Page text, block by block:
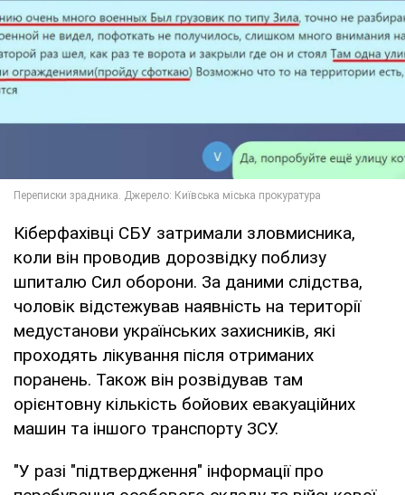
Кіберфахівці СБУ затримали зловмисника,
коли він проводив дорозвідку поблизу
шпиталю Сил оборони. За даними слідства,
чоловік відстежував наявність на території
медустанови українських захисників, які
проходять лікування після отриманих
поранень. Також він розвідував там
орієнтовну кількість бойових евакуаційних
машин та іншого транспорту ЗСУ.
"У разі "підтвердження" інформації про